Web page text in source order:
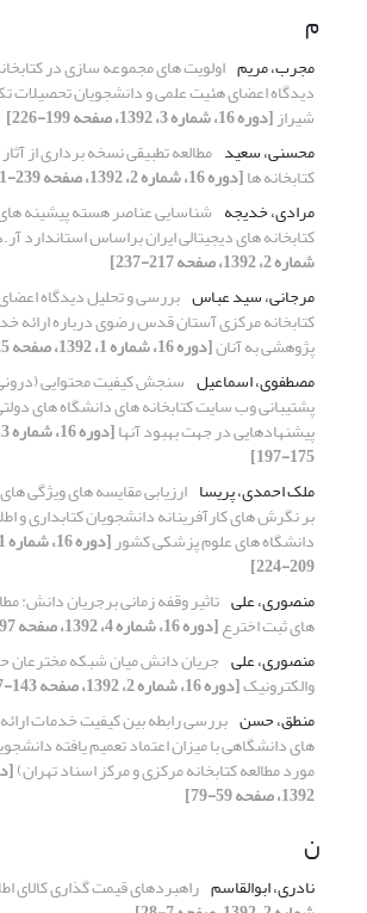
م
مجرب، مریم اولویت های مجموعه سازی در
دیدگاه اعضای هئیت علمی و دانشجویان تحصیلات
شیراز[دوره 16، شماره 3، 1392، صفحه 199-226]
محسنی، سعید مطالعه تطبیقی نسخه برداری از
کتابخانه ها[دوره 16، شماره 2، 1392، صفحه 239-261]
مرادی، خدیجه شناسایی عناصر هسته پیشینه
کتابخانه های دیجیتالی ایران براساس استاندارد
شماره 2، 1392، صفحه 217-237]
مرجانی، سید عباس بررسی و تحلیل دیدگاه اعضای
کتابخانه مرکزی آستان قدس رضوی درباره ارائه
پژوهشی به آنان[دوره 16، شماره 1، 1392، صفحه 225-247]
مصطفوی، اسماعیل سنجش کیفیت محتوایی
پشتیبانی وب سایت کتابخانه های دانشگاه های دولتی
پیشنهادهایی در جهت بهبود آنها
175-197]
ملک احمدی، پریسا ارزیابی مقایسه های ویژگی
بر نگرش های کارآفرینانه دانشجویان کتابداری و
دانشگاه های علوم پزشکی کشور
209-224]
منصوری، علی تاثیر وقفه زمانی برجریان دانش:
های ثبت اخترع[دوره 16، شماره 4، 1392، صفحه 197-220]
منصوری، علی جریان دانش میان شبکه مخترعان
والکترونیک[دوره 16، شماره 2، 1392، صفحه 143-167]
منطق، حسن بررسی رابطه بین کیفیت خدمات
های دانشگاهی با میزان اعتماد تعمیم یافته
مورد مطالعه کتابخانه مرکزی و مرکز اسناد تهران)
1392، صفحه 59-79]
ن
نادری، ابوالقاسم راهبردهای قیمت گذاری کالای